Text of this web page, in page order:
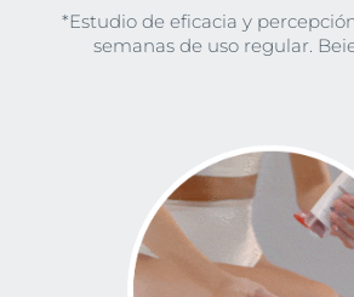
*Estudio de eficacia y
semanas de uso regular.